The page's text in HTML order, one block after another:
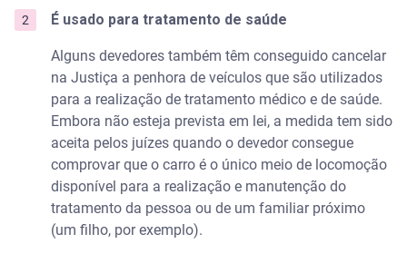
É usado para tratamento de saúde
Alguns devedores também têm conseguido cancelar
na Justiça a penhora de veículos que são utilizados
para a realização de tratamento médico e de saúde.
Embora não esteja prevista em lei, a medida tem sido
aceita pelos juízes quando o devedor consegue
comprovar que o carro é o único meio de locomoção
disponível para a realização e manutenção do
tratamento da pessoa ou de um familiar próximo
(um filho, por exemplo).